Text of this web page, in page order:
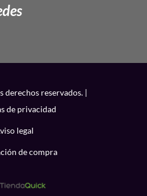
derechos reservados. |
de privacidad
legal
de compra